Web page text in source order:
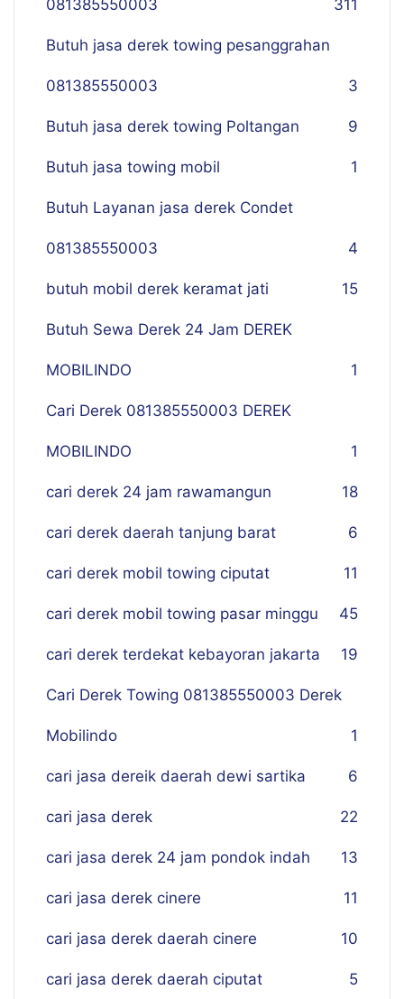
081385550003 311
Butuh jasa derek towing pesanggrahan
081385550003 3
Butuh jasa derek towing Poltangan 9
Butuh jasa towing mobil 1
Butuh Layanan jasa derek Condet
081385550003 4
butuh mobil derek keramat jati 15
Butuh Sewa Derek 24 Jam DEREK
MOBILINDO 1
Cari Derek 081385550003 DEREK
MOBILINDO 1
cari derek 24 jam rawamangun 18
cari derek daerah tanjung barat 6
cari derek mobil towing ciputat 11
cari derek mobil towing pasar minggu 45
cari derek terdekat kebayoran jakarta 19
Cari Derek Towing 081385550003 Derek
Mobilindo 1
cari jasa dereik daerah dewi sartika 6
cari jasa derek 22
cari jasa derek 24 jam pondok indah 13
cari jasa derek cinere 11
cari jasa derek daerah cinere 10
cari jasa derek daerah ciputat 5